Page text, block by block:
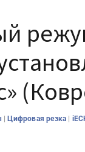
|Цифровая резка |